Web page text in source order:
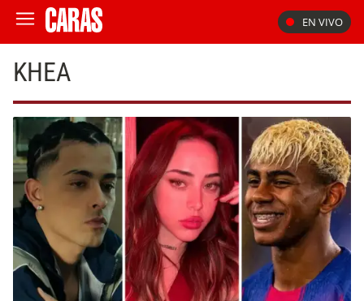
EN VIVO
KHEA